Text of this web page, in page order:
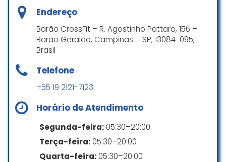
Campinas são ótimos, treinos para
todos os níveis, onde cada aluno
faz a aula dentro das suas
Pratico crossfit há mais de 10 anos
e sempre no CF Campinas. Além
do professionalismo e simpatia do
Endereço
Barão CrossFit – R. Agostinho Pattaro, 156 –
Barão Geraldo, Campinas – SP, 13084-095,
Brasil
Telefone
+55 19 2121-7123
Horário de Atendimento
Segunda-feira: 05:30–20:00
Terça-feira: 05:30–20:00
Quarta-feira: 05:30–20:00